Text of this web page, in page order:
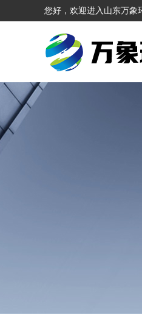
您好，欢迎进入山东万象